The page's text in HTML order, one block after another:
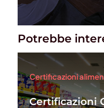
Potrebbe
Certificazioni
Certificazioni